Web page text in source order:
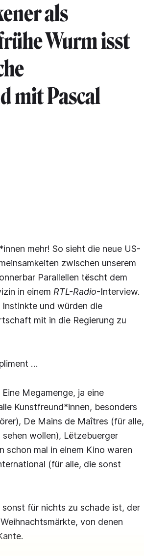
als
Wurm isst
mit Pascal
mehr! So sieht die neue US-
zwischen unserem
Parallellen tëscht dem
in einem RTL-Radio-Interview.
und würden die
mit in die Regierung zu
…
Megamenge, ja eine
Kunstfreund*innen, besonders
De Mains de Maîtres (für alle,
wollen), Lëtzebuerger
schon mal in einem Kino waren
(für alle, die sonst
für nichts zu schade ist, der
von denen